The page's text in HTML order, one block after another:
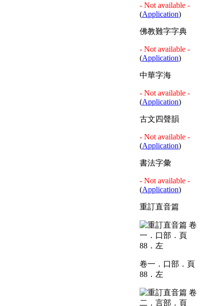
- Not available -
(Application)
佛教難字字典
- Not available -
(Application)
中華字海
- Not available -
(Application)
古文四聲韻
- Not available -
(Application)
書法字彙
- Not available -
(Application)
重訂直音篇
卷一．口部．頁
88．左